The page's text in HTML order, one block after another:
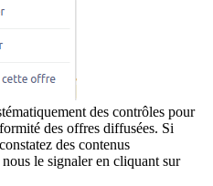
des contrôles pour
des offres diffusées. Si
des contenus
le signaler en cliquant sur